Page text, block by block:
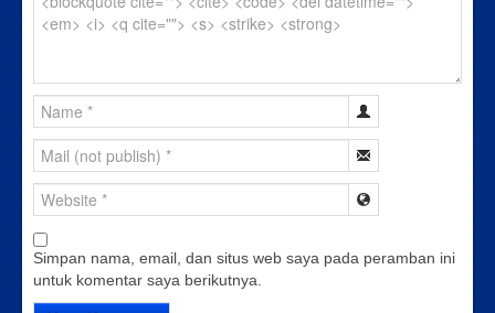
Simpan nama, email, dan situs web saya pada peramban ini
untuk komentar saya berikutnya.